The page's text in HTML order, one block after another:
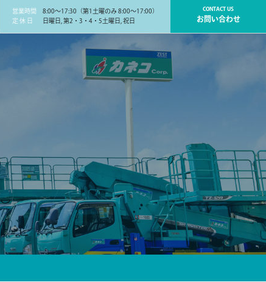
営業時間
8:00～17:30（第1土曜のみ 8:00～17:00）
定 休 日
日曜日, 第2・3・4・5土曜日, 祝日
CONTACT US
お問い合わせ